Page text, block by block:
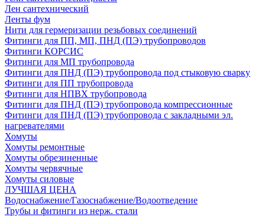
Лен сантехнический
Ленты фум
Нити для гермеризации резьбовых соединений
Фитинги для ПП, МП, ПНД (ПЭ) трубопроводов
Фитинги КОРСИС
Фитинги для МП трубопровода
Фитинги для ПНД (ПЭ) трубопровода под стыковую сварку
Фитинги для ПП трубопровода
Фитинги для НПВХ трубопровода
Фитинги для ПНД (ПЭ) трубопровода компрессионные
Фитинги для ПНД (ПЭ) трубопровода с закладными эл.
нагревателями
Хомуты
Хомуты ремонтные
Хомуты обрезиненные
Хомуты червячные
Хомуты силовые
ЛУЧШАЯ ЦЕНА
Водоснабжение/Газоснабжение/Водоотведение
Трубы и фитинги из нерж. стали